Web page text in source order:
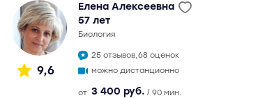
9,6
Елена Алексеевна
57 лет
биология
25 отзывов,68 оценок
можно дистанционно
от 3 400 руб. / 90 мин.